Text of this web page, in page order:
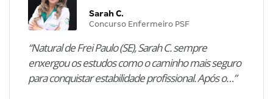
Sarah C.
Concurso Enfermeiro PSF
“Natural de Frei Paulo (SE), Sarah C. sempre
enxergou os estudos como o caminho mais seguro
para conquistar estabilidade profissional. Após o…”